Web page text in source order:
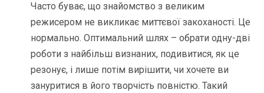
Часто буває, що знайомство з великим
режисером не викликає миттєвої закоханості. Це
нормально. Оптимальний шлях – обрати одну-дві
роботи з найбільш визнаних, подивитися, як це
резонує, і лише потім вирішити, чи хочете ви
зануритися в його творчість повністю. Такий